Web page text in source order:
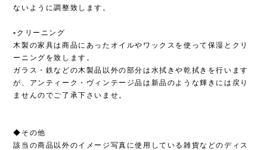
ないように調整致します。
▫︎クリーニング
木製の家具は商品にあったオイルやワックスを使って保湿とクリ
ーニングを致します。
ガラス・鉄などの木製品以外の部分は水拭きや乾拭きを行います
が、アンティーク・ヴィンテージ品は新品のような輝きには戻り
ませんのでご了承下さいませ。
◆その他
該当の商品以外のイメージ写真に使用している雑貨などのディス